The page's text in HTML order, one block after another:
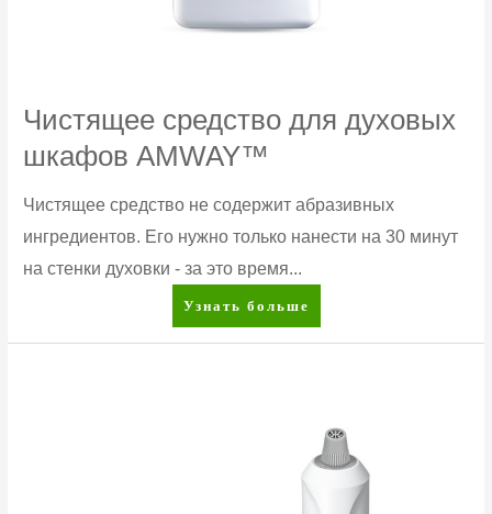
Чистящее средство для духовых
шкафов AMWAY™
Чистящее средство не содержит абразивных
ингредиентов. Его нужно только нанести на 30 минут
на стенки духовки - за это время...
Чистящее
средство
Узнать больше